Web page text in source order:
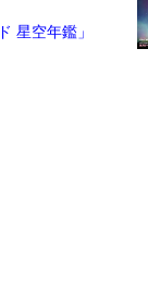
星空年鑑」